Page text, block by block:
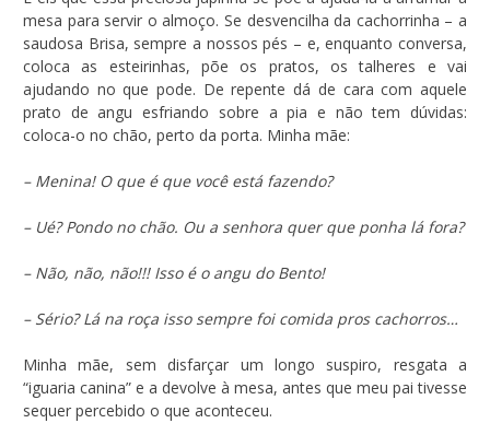
mesa para servir o almoço. Se desvencilha da cachorrinha – a
saudosa Brisa, sempre a nossos pés – e, enquanto conversa,
coloca as esteirinhas, põe os pratos, os talheres e vai
ajudando no que pode. De repente dá de cara com aquele
prato de angu esfriando sobre a pia e não tem dúvidas:
coloca-o no chão, perto da porta. Minha mãe:
– Menina! O que é que você está fazendo?
– Ué? Pondo no chão. Ou a senhora quer que ponha lá fora?
– Não, não, não!!! Isso é o angu do Bento!
– Sério? Lá na roça isso sempre foi comida pros cachorros…
Minha mãe, sem disfarçar um longo suspiro, resgata a
“iguaria canina” e a devolve à mesa, antes que meu pai tivesse
sequer percebido o que aconteceu.